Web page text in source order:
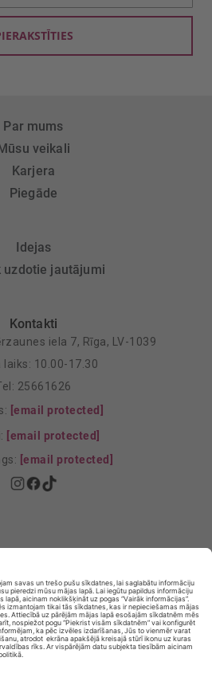
Par mums
Mūsu veikali
Karjera
Piegāde
Idejas
uzdotie jautājumi
Kontakti
iela 7, Rīga, LV-1039
laiks: 10.00-17.30
25661626
[email protected]
[email protected]
[email protected]
Iestatījumi
noteikumi